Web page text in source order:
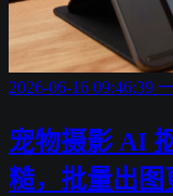
2026-06-16 09:46:39
宠物摄影 AI
糙，批量出图